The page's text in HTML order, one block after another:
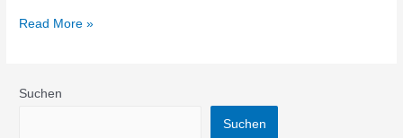
Read More »
Suchen
Suchen